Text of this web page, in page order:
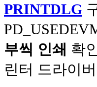
PRINTDLG
부씩 인쇄 확
린터 드라이